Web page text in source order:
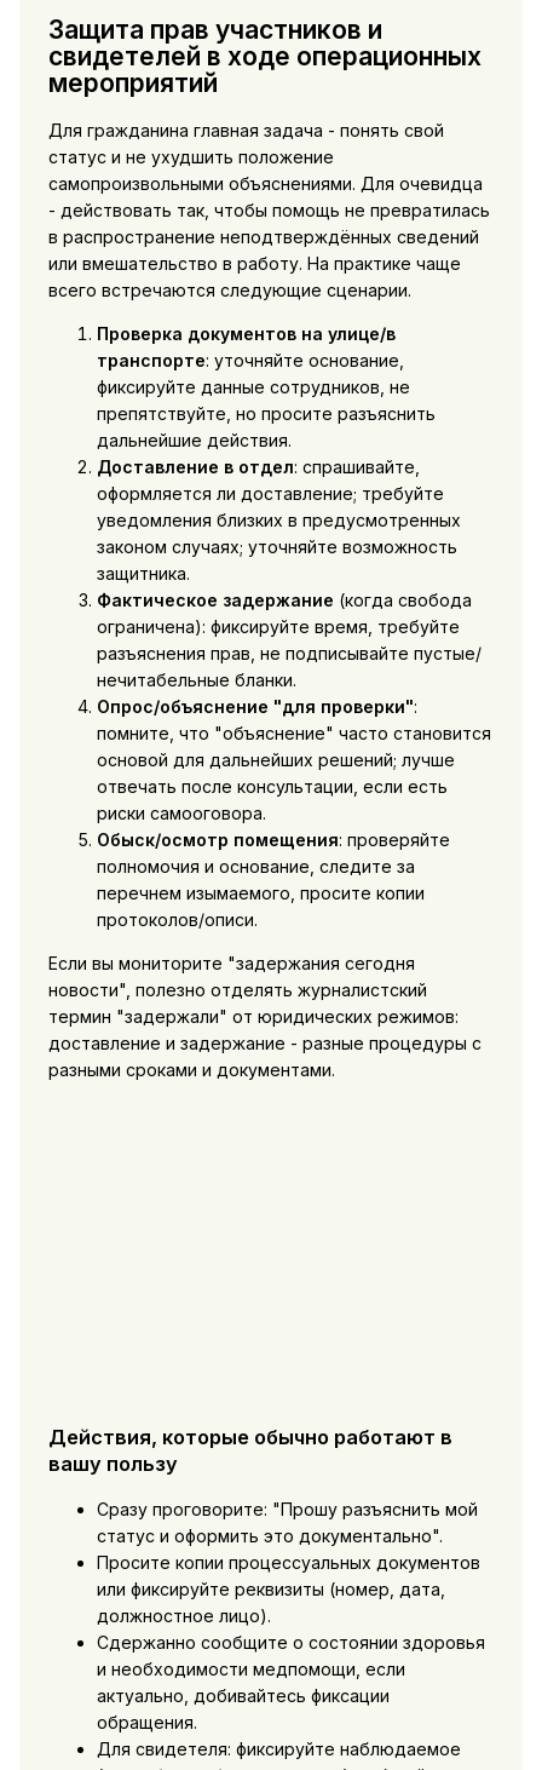
Защита прав участников и
свидетелей в ходе операционных
мероприятий
Для гражданина главная задача - понять свой
статус и не ухудшить положение
самопроизвольными объяснениями. Для очевидца
- действовать так, чтобы помощь не превратилась
в распространение неподтверждённых сведений
или вмешательство в работу. На практике чаще
всего встречаются следующие сценарии.
Проверка документов на улице/в
транспорте: уточняйте основание,
фиксируйте данные сотрудников, не
препятствуйте, но просите разъяснить
дальнейшие действия.
Доставление в отдел: спрашивайте,
оформляется ли доставление; требуйте
уведомления близких в предусмотренных
законом случаях; уточняйте возможность
защитника.
Фактическое задержание (когда свобода
ограничена): фиксируйте время, требуйте
разъяснения прав, не подписывайте пустые/
нечитабельные бланки.
Опрос/объяснение "для проверки":
помните, что "объяснение" часто становится
основой для дальнейших решений; лучше
отвечать после консультации, если есть
риски самооговора.
Обыск/осмотр помещения: проверяйте
полномочия и основание, следите за
перечнем изымаемого, просите копии
протоколов/описи.
Если вы мониторите "задержания сегодня
новости", полезно отделять журналистский
термин "задержали" от юридических режимов:
доставление и задержание - разные процедуры с
разными сроками и документами.
Действия, которые обычно работают в
вашу пользу
Сразу проговорите: "Прошу разъяснить мой
статус и оформить это документально".
Просите копии процессуальных документов
или фиксируйте реквизиты (номер, дата,
должностное лицо).
Сдержанно сообщите о состоянии здоровья
и необходимости медпомощи, если
актуально, добивайтесь фиксации
обращения.
Для свидетеля: фиксируйте наблюдаемое